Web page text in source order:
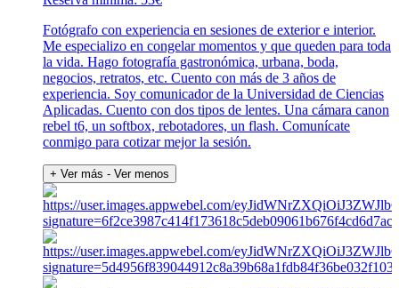
Fotógrafo con experiencia en sesiones de exterior e interior.
Me especializo en congelar momentos y que queden para toda
la vida. Hago fotografía gastronómica, urbana, boda,
negocios, retratos, etc. Cuento con más de 3 años de
experiencia. Soy comunicador de la Universidad de Ciencias
Aplicadas. Cuento con dos tipos de lentes. Una cámara canon
rebel t6, un softbox, rebotadores, un flash. Comunícate
conmigo para cotizar mejor la sesión.
+ Ver más - Ver menos